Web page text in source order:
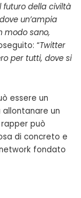
futuro della civiltà
un’ampia
modo sano,
“Twitter
per tutti, dove si
essere un
allontanare un
può
di concreto e
fondato